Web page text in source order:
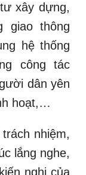
xây dựng,
giao thông
hệ thống
công tác
dân yên
hoạt,…
nhiệm,
lắng nghe,
nghị của